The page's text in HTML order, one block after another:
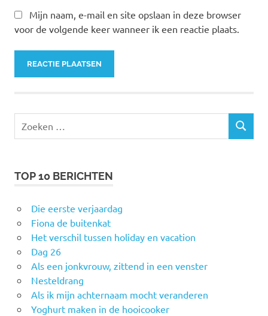
Mijn naam, e-mail en site opslaan in deze browser
voor de volgende keer wanneer ik een reactie plaats.
naar:
ZOEKEN
TOP 10 BERICHTEN
Die eerste verjaardag
Fiona de buitenkat
Het verschil tussen holiday en vacation
Dag 26
Als een jonkvrouw, zittend in een venster
Nesteldrang
Als ik mijn achternaam mocht veranderen
Yoghurt maken in de hooicooker